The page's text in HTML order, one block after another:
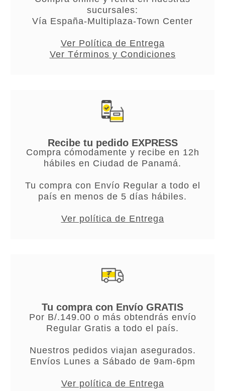
sucursales:
Vía España-Multiplaza-Town Center
Ver Política de Entrega
Ver Términos y Condiciones
Recibe tu pedido EXPRESS
Compra cómodamente y recibe en 12h
hábiles en Ciudad de Panamá.
Tu compra con Envío Regular a todo el
país en menos de 5 días hábiles.
Ver política de Entrega
Tu compra con Envío GRATIS
Por B/.149.00 o más obtendrás envío
Regular Gratis a todo el país.
Nuestros pedidos viajan asegurados.
Envíos Lunes a Sábado de 9am-6pm
Ver política de Entrega